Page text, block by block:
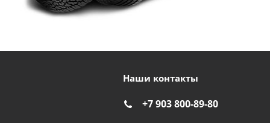
Наши контакты
+7 903 800-89-80